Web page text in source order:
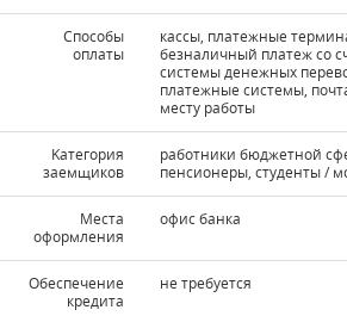
Способы
оплаты
кассы, платежные
безналичный платеж со
системы денежных
платежные системы,
месту работы
Kатегория
заемщиков
работники бюджетной
пенсионеры, студенты /
Места
оформления
офис банка
Обеспечение
кредита
не требуется